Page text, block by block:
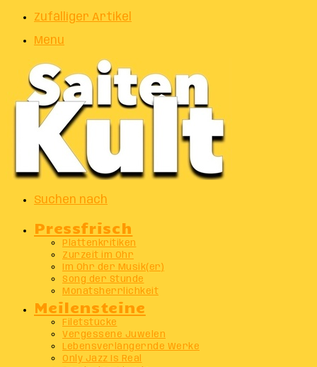
Zufälliger Artikel
Menu
Suchen nach
Pressfrisch
Plattenkritiken
Zurzeit im Ohr
Im Ohr der Musik(er)
Song der Stunde
Monatsherrlichkeit
Meilensteine
Filetstücke
Vergessene Juwelen
Lebensverlängernde Werke
Only Jazz Is Real